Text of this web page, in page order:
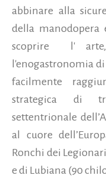
abbinare alla
della
scoprire l'
l'enogastronomia
facilmente
strategica di
settentrionale
al cuore
Ronchi dei
e di Lubiana (90